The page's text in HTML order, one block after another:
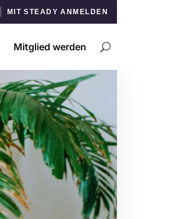
MIT STEADY ANMELDEN
Mitglied werden